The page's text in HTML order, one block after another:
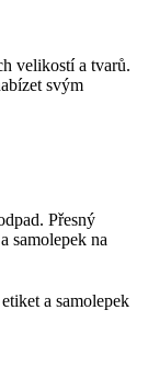
velikostí a tvarů.
svým
Přesný
samolepek na
a samolepek